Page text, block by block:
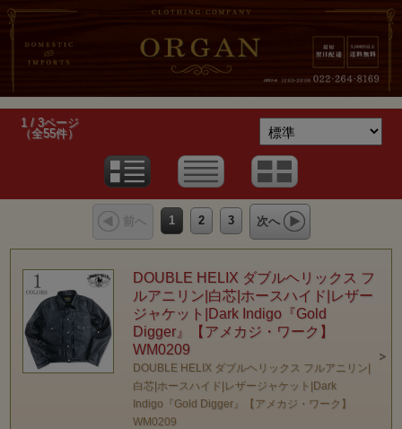
1 / 3ページ
（全55件）
前へ 1 2 3 次へ
DOUBLE HELIX ダブルヘリックス フ
ルアニリン|白芯|ホースハイド|レザー
ジャケット|Dark Indigo『Gold
Digger』【アメカジ・ワーク】
WM0209
DOUBLE HELIX ダブルヘリックス フルアニリン|
白芯|ホースハイド|レザージャケット|Dark
Indigo『Gold Digger』【アメカジ・ワーク】
WM0209